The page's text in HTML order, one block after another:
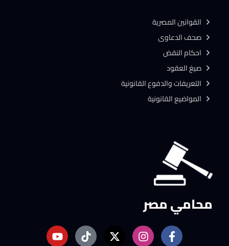
محامي مصر
القوانين المصرية
صحف الدعاوى
احكام النقض
صيغ العقود
التعريفات والدفوع القانونية
المواضيع القانونية